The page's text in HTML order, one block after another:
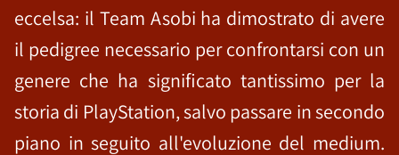
eccelsa: il Team Asobi ha dimostrato di avere
il pedigree necessario per confrontarsi con un
genere che ha significato tantissimo per la
storia di PlayStation, salvo passare in secondo
piano in seguito all'evoluzione del medium.